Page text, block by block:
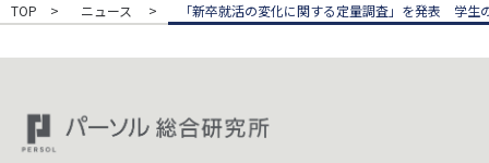
TOP ニュース 「新卒就活の変化に関する定量調査」を発表 学